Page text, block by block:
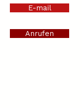
E-mail
Anrufen